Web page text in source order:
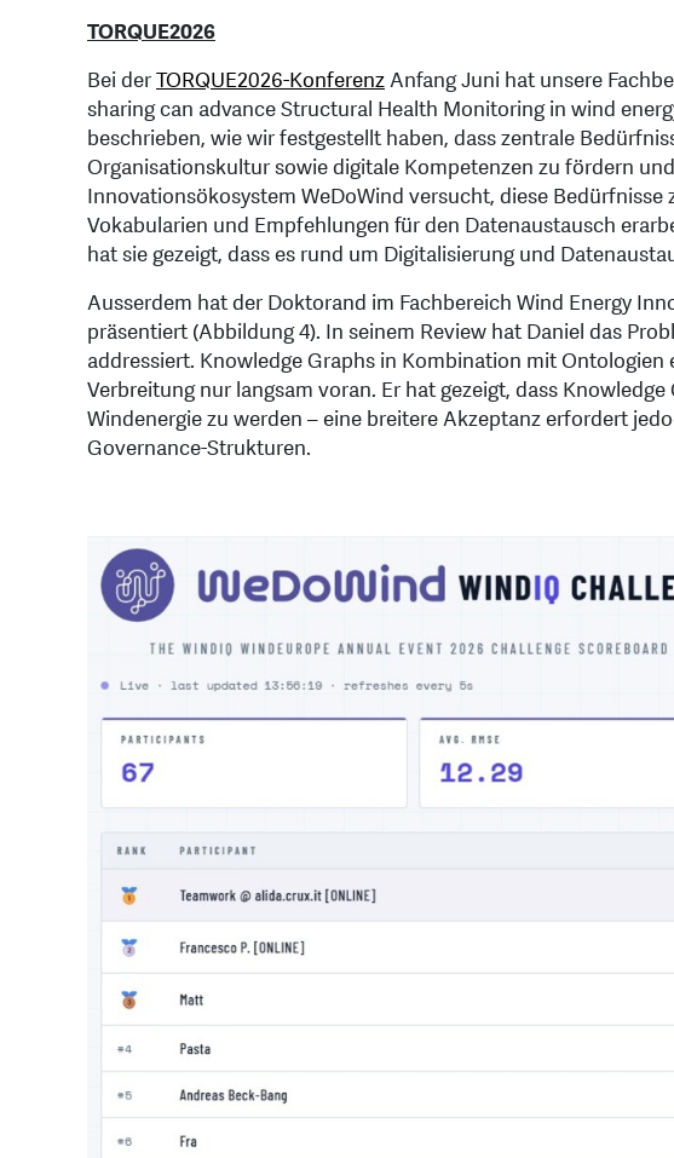
TORQUE2026
Bei derTORQUE2026-KonferenzAnfang Juni hat unsere
sharing can advance Structural Health Monitoring in wind
beschrieben, wie wir festgestellt haben, dass zentrale
Organisationskultur sowie digitale Kompetenzen zu fördern
Innovationsökosystem WeDoWind versucht, diese
Vokabularien und Empfehlungen für den Datenaustausch
hat sie gezeigt, dass es rund um Digitalisierung und
Ausserdem hat der Doktorand im Fachbereich Wind Energy
präsentiert (Abbildung 4). In seinem Review hat Daniel das
addressiert. Knowledge Graphs in Kombination mit
Verbreitung nur langsam voran. Er hat gezeigt, dass
Windenergie zu werden – eine breitere Akzeptanz erfordert
Governance-Strukturen.